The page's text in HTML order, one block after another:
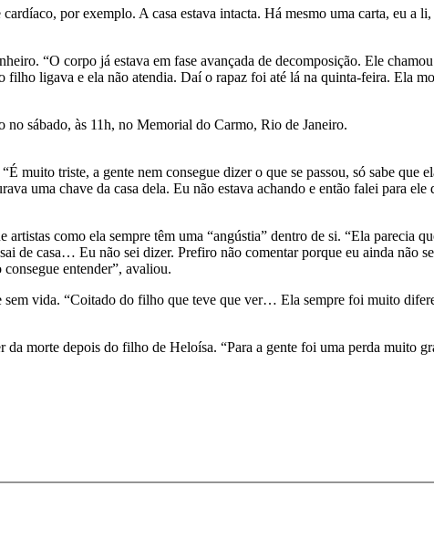
por exemplo. A casa estava intacta. Há mesmo uma carta, eu a
“O corpo já estava em fase avançada de decomposição. Ele
ligava e ela não atendia. Daí o rapaz foi até lá na quinta-feira. Ela
sábado, às 11h, no Memorial do Carmo, Rio de Janeiro.
muito triste, a gente nem consegue dizer o que se passou, só sabe que
uma chave da casa dela. Eu não estava achando e então falei para ele
como ela sempre têm uma “angústia” dentro de si. “Ela parecia
de casa… Eu não sei dizer. Prefiro não comentar porque eu ainda não
entender”, avaliou.
sem vida. “Coitado do filho que teve que ver… Ela sempre foi muito
morte depois do filho de Heloísa. “Para a gente foi uma perda muito